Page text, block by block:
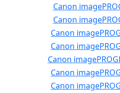
Canon
Canon
Canon
Canon
Canon
Canon
Canon